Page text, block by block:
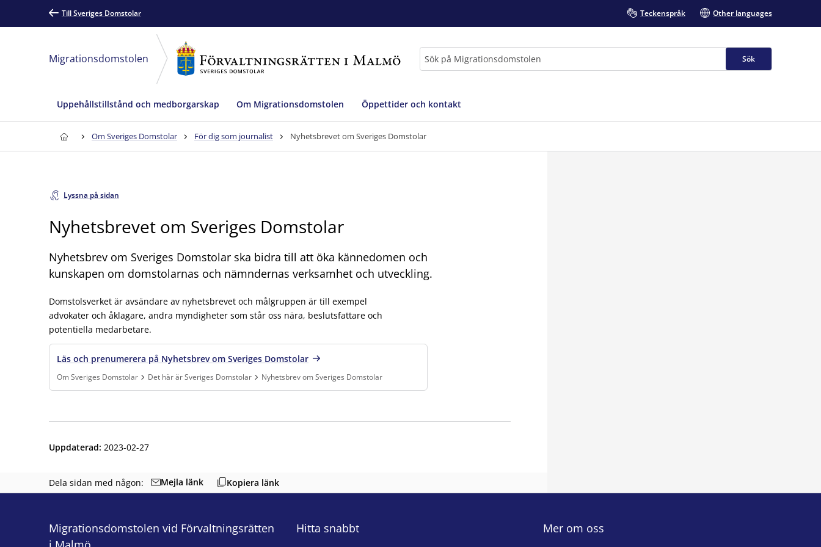
Till Sveriges Domstolar Teckenspråk Other languages
Migrationsdomstolen Sök
Uppehållstillstånd och medborgarskap Om Migrationsdomstolen Öppettider och kontakt
Om Sveriges Domstolar För dig som journalist Nyhetsbrevet om Sveriges Domstolar
Lyssna på sidan
Nyhetsbrevet om Sveriges Domstolar
Nyhetsbrev om Sveriges Domstolar ska bidra till att öka kännedomen och
kunskapen om domstolarnas och nämndernas verksamhet och utveckling.
Domstolsverket är avsändare av nyhetsbrevet och målgruppen är till exempel
advokater och åklagare, andra myndigheter som står oss nära, beslutsfattare och
potentiella medarbetare.
Läs och prenumerera på Nyhetsbrev om Sveriges Domstolar
Om Sveriges Domstolar Det här är Sveriges Domstolar
Nyhetsbrev om Sveriges Domstolar
Finns under:Om Sveriges Domstolar, Det här är Sveriges Domstolar, Nyhetsbrev om Sveriges Domstolar.
Uppdaterad: 2023-02-27
Dela sidan med någon: Mejla länk Kopiera länk
Migrationsdomstolen vid Förvaltningsrätten
Hitta snabbt Mer om oss